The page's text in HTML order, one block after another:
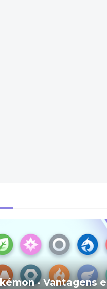
- Vantagens e